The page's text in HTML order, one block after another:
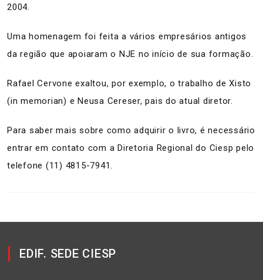
2004.
Uma homenagem foi feita a vários empresários antigos
da região que apoiaram o NJE no início de sua formação.
Rafael Cervone exaltou, por exemplo, o trabalho de Xisto
(in memorian) e Neusa Cereser, pais do atual diretor.
Para saber mais sobre como adquirir o livro, é necessário
entrar em contato com a Diretoria Regional do Ciesp pelo
telefone (11) 4815-7941.
EDIF. SEDE CIESP